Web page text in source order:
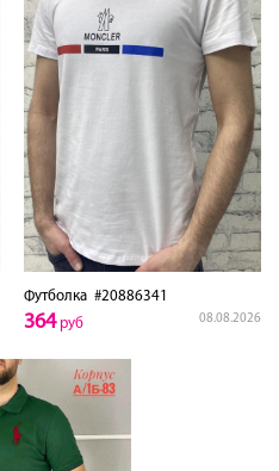
Футболка #20886341
08.08.2026
364руб